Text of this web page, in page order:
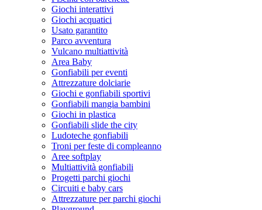
Giochi interattivi
Giochi acquatici
Usato garantito
Parco avventura
Vulcano multiattività
Area Baby
Gonfiabili per eventi
Attrezzature dolciarie
Giochi e gonfiabili sportivi
Gonfiabili mangia bambini
Giochi in plastica
Gonfiabili slide the city
Ludoteche gonfiabili
Troni per feste di compleanno
Aree softplay
Multiattività gonfiabili
Progetti parchi giochi
Circuiti e baby cars
Attrezzature per parchi giochi